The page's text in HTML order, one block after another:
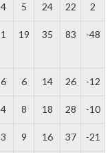
4 5 24 22 2
1 19 35 83 -48
6 6 14 26 -12
4 8 18 28 -10
3 9 16 37 -21